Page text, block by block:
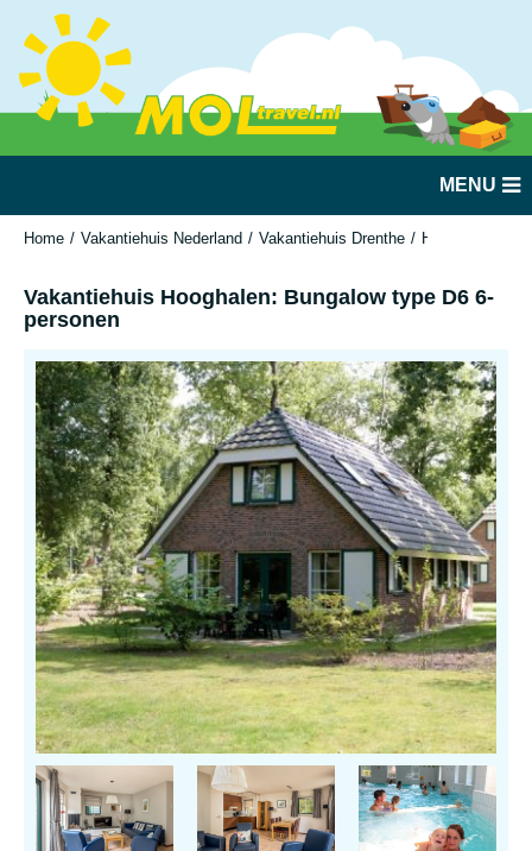
MENU
Home Vakantiehuis Nederland Vakantiehuis Drenthe Hooghalen
Vakantiehuis Hooghalen: Bungalow type D6 6-
personen